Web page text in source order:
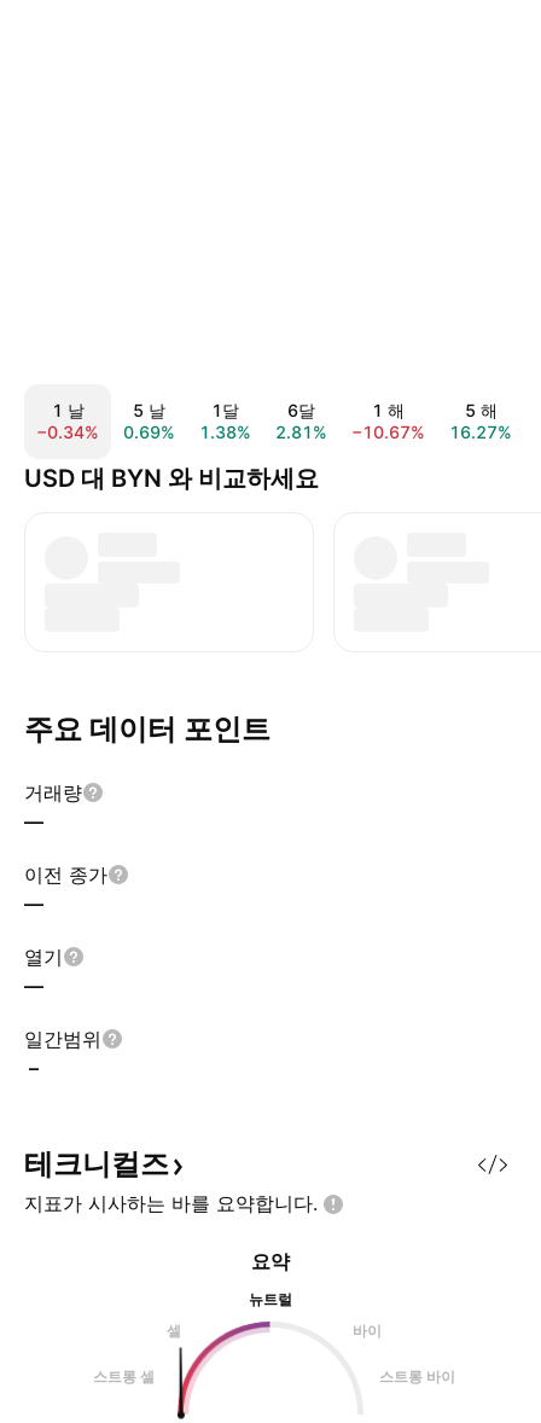
1 날
−0.34%
5 날
0.69%
1달
1.38%
6달
2.81%
1 해
−10.67%
5 해
16.27%
USD 대 BYN 와 비교하세요
주요 데이터 포인트
거래량
—
이전 종가
—
열기
—
일간범위
–
테크니컬즈
지표가 시사하는 바를 요약합니다.
요약
뉴트럴
셀
바이
스트롱 셀 스트롱 바이